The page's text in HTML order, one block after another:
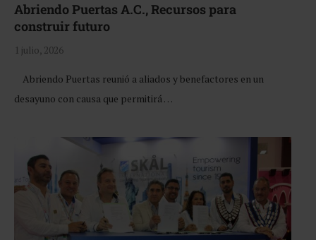
Abriendo Puertas A.C., Recursos para
construir futuro
1 julio, 2026
Abriendo Puertas reunió a aliados y benefactores en un
desayuno con causa que permitirá …